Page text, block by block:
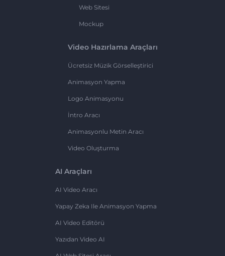
Web Sitesi
Mockup
Video Hazırlama Araçları
Ücretsiz Müzik Görselleştirici
Animasyon Yapma
Logo Animasyonu
İntro Aracı
Animasyonlu Metin Aracı
Video Oluşturma
AI Araçları
AI Video Aracı
Yapay Zeka Ile Animasyon Yapma
AI Video Editörü
Yazıdan Video AI